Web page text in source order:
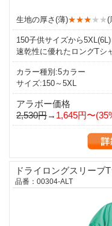
生地の厚さ(薄)★★★★★(
150子供サイズから
速乾性に優れたロングTシ
カラー種別:5カラー
サイズ:150～5XL
アラボー価格
2,530円→ 1,645円〜
ドライロングスリーブ
品番：00304-ALT